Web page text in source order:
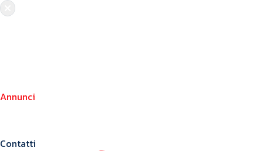
Annunci
Contatti